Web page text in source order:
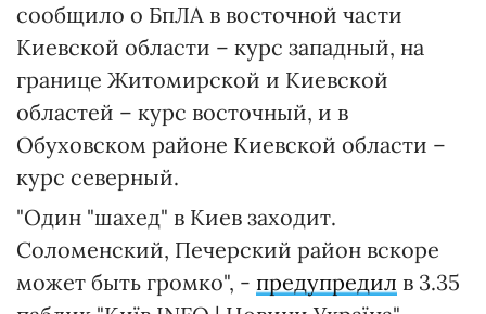
сообщило о БпЛА в восточной части
Киевской области – курс западный, на
границе Житомирской и Киевской
областей – курс восточный, и в
Обуховском районе Киевской области –
курс северный.
"Один "шахед" в Киев заходит.
Соломенский, Печерский район вскоре
может быть громко", - предупредил в 3.35